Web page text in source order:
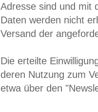
Adresse sind und mit
Daten werden nicht
Versand der
Die erteilte
deren Nutzung zum
etwa über den